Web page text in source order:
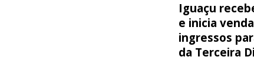
Iguaçu
e inicia
ingressos
da Terceira